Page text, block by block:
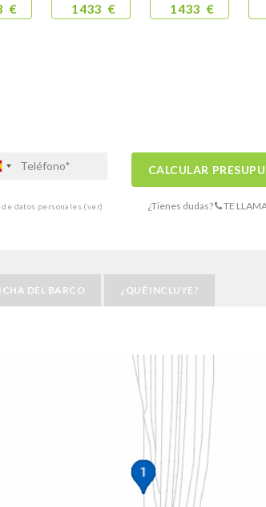
€ 1433 € 1433 €
datos personales (ver)
CALCULAR
¿Tienes dudas? TE
DEL BARCO ¿QUÉ INCLUYE?